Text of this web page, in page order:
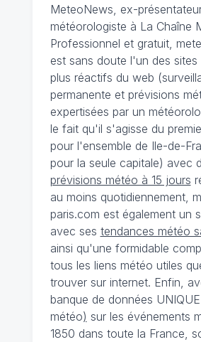
MeteoNews, ex-
météorologiste à La Chaîne
Professionnel et gratuit,
est sans doute l'un des sites
plus réactifs du web
permanente et prévisions
expertisées par un
le fait qu'il s'agisse du
pour l'ensemble de Ile-de-
pour la seule capitale) avec
prévisions météo à 15 jours
au moins quotidiennement,
paris.com est également un
avec ses tendances météo
ainsi qu'une formidable
tous les liens météo utiles
trouver sur internet. Enfin,
banque de données UNIQUE
météo) sur les événements
1850 dans toute la France,